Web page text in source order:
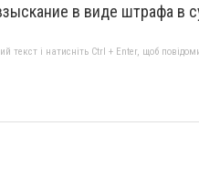
в виде штрафа в
текст і натисніть Ctrl + Enter, щоб